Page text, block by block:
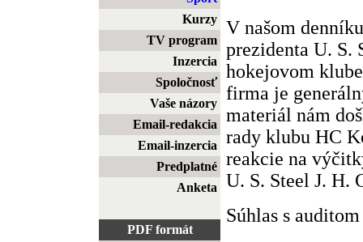
Kurzy
TV program
Inzercia
Spoločnosť
Vaše názory
Email-redakcia
Email-inzercia
Predplatné
Anketa
PDF formát
V našom
prezidenta U. S.
hokejovom
firma je
materiál nám
rady klubu HC
reakcie na
U. S. Steel J. H.
Súhlas s auditom